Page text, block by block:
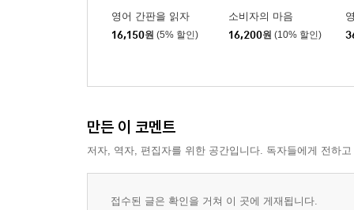
영어 간판을 읽자
16,150원 (5% 할인)
소비자의 마음
16,200원 (10% 할인)
만든 이 코멘트
저자, 역자, 편집자를 위한 공간입니다. 독자들에게 전하
접수된 글은 확인을 거쳐 이 곳에 게재됩니다.